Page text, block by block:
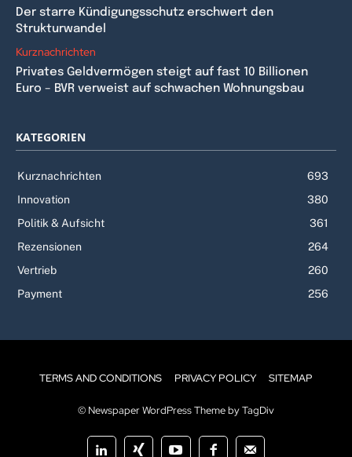
Der starre Kündigungsschutz erschwert den
Strukturwandel
Kurznachrichten
Privates Geldvermögen steigt auf fast 10 Billionen
Euro – BVR verweist auf schwachen Wohnungsbau
KATEGORIEN
Kurznachrichten
693
Innovation
380
Politik & Aufsicht
361
Rezensionen
264
Vertrieb
260
Payment
256
TERMS AND CONDITIONS PRIVACY POLICY SITEMAP
© Newspaper WordPress Theme by TagDiv